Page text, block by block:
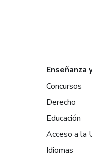
Enseñanza
Concursos
Derecho
Educación
Acceso a la
Idiomas